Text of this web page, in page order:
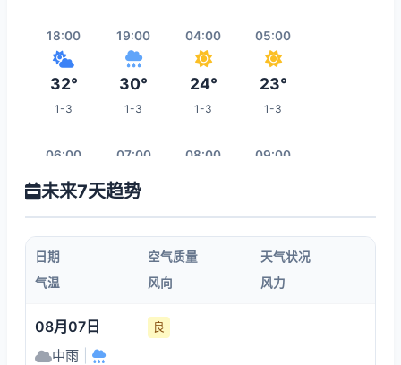
18:00
32°
1-3
19:00
30°
1-3
04:00
24°
1-3
05:00
23°
1-3
06:00
24°
07:00
25°
08:00 09:00
10:00
29°
1-3
13:00
未来7天趋势
日期 空气质量
天气状况
气温
风向 风力
08月07日 良
中雨